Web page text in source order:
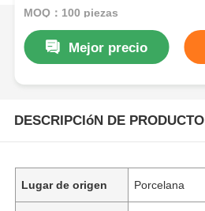
MOQ：100 piezas
Mejor precio
DESCRIPCIóN DE PRODUCTO
Lugar de origen Porcelana